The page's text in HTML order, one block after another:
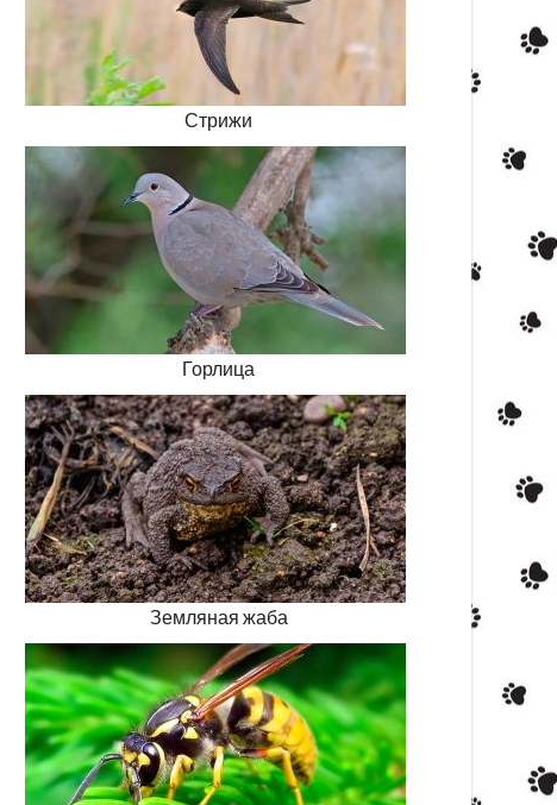
Стрижи
Горлица
Земляная жаба